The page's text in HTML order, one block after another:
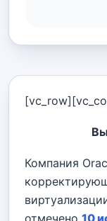
Компания
отмечено 10